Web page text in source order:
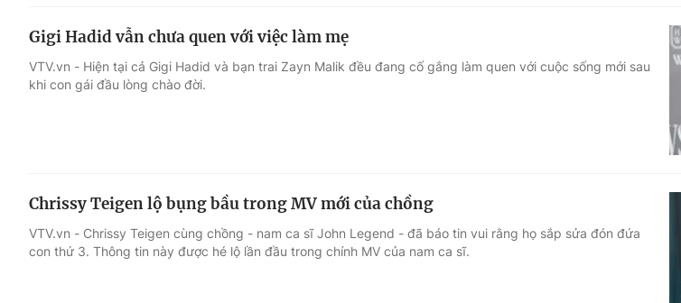
Gigi Hadid vẫn chưa quen với việc làm mẹ
VTV.vn - Hiện tại cả Gigi Hadid và bạn trai Zayn Malik đều đang cố gắng làm quen với cuộc sống mới sau
khi con gái đầu lòng chào đời.
Chrissy Teigen lộ bụng bầu trong MV mới của chồng
VTV.vn - Chrissy Teigen cùng chồng - nam ca sĩ John Legend - đã báo tin vui rằng họ sắp sửa đón đứa
con thứ 3. Thông tin này được hé lộ lần đầu trong chính MV của nam ca sĩ.